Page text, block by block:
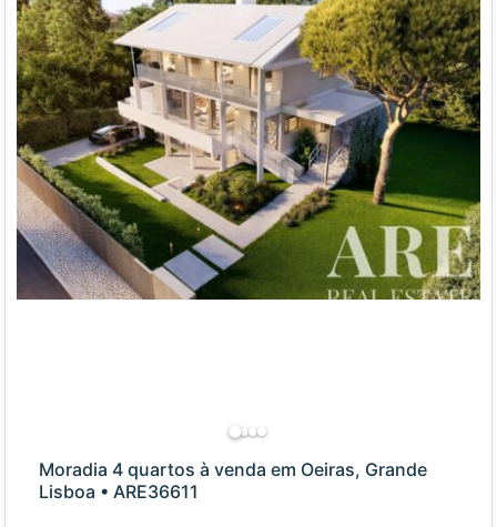
Moradia 4 quartos à venda em Oeiras, Grande
Lisboa • ARE36611